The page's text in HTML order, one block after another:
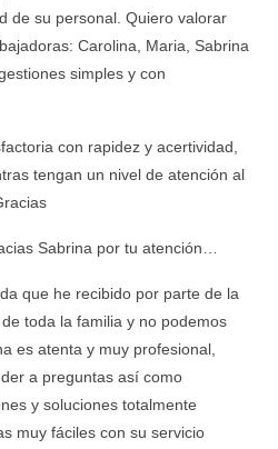
de su personal. Quiero valorar
Carolina, Maria, Sabrina
simples y con
con rapidez y acertividad,
tengan un nivel de atención al
Sabrina por tu atención…
que he recibido por parte de la
toda la familia y no podemos
es atenta y muy profesional,
a preguntas así como
y soluciones totalmente
muy fáciles con su servicio